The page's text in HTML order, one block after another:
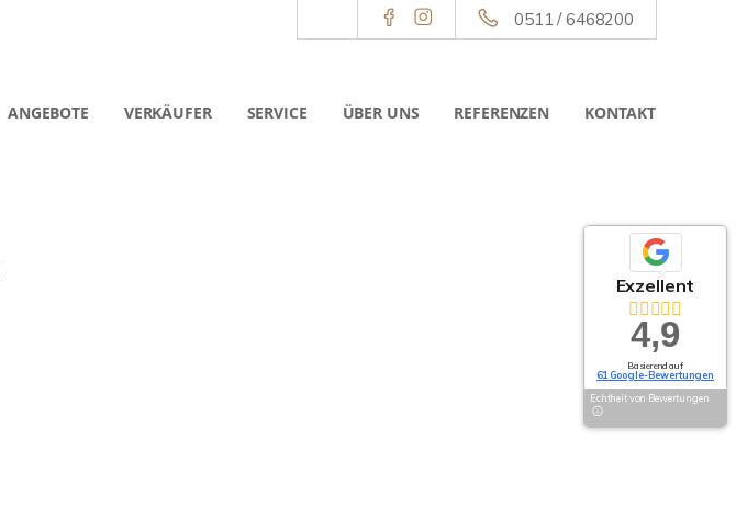
0511 / 6468200
ANGEBOTE VERKÄUFER SERVICE ÜBER UNS REFERENZEN KONTAKT
Exzellent
4,9
Basierend auf
61 Google-Bewertungen
Echtheit von Bewertungen